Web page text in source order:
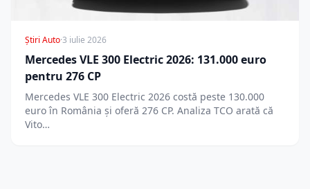
Știri Auto·3 iulie 2026
Mercedes VLE 300 Electric 2026: 131.000 euro
pentru 276 CP
Mercedes VLE 300 Electric 2026 costă peste 130.000
euro în România și oferă 276 CP. Analiza TCO arată că
Vito…